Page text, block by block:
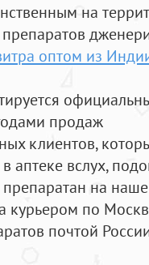
на
оптом из
продаж
клиентов,
аптеке вслух,
на
курьером по
почтой